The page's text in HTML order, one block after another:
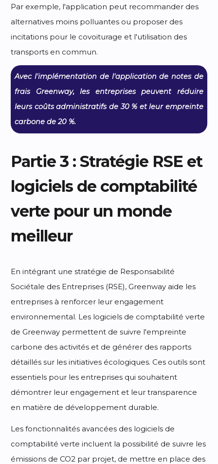
Par exemple, l'application peut recommander des
alternatives moins polluantes ou proposer des
incitations pour le covoiturage et l'utilisation des
transports en commun.
Avec l'implémentation de l'application de notes de
frais Greenway, les entreprises peuvent réduire
leurs coûts administratifs de 30 % et leur empreinte
carbone de 20 %.
Partie 3 : Stratégie RSE et
logiciels de comptabilité
verte pour un monde
meilleur
En intégrant une stratégie de Responsabilité
Sociétale des Entreprises (RSE), Greenway aide les
entreprises à renforcer leur engagement
environnemental. Les logiciels de comptabilité verte
de Greenway permettent de suivre l'empreinte
carbone des activités et de générer des rapports
détaillés sur les initiatives écologiques. Ces outils sont
essentiels pour les entreprises qui souhaitent
démontrer leur engagement et leur transparence
en matière de développement durable.
Les fonctionnalités avancées des logiciels de
comptabilité verte incluent la possibilité de suivre les
émissions de CO2 par projet, de mettre en place des